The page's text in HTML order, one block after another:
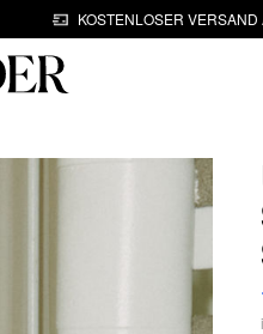
KOSTENLOSER